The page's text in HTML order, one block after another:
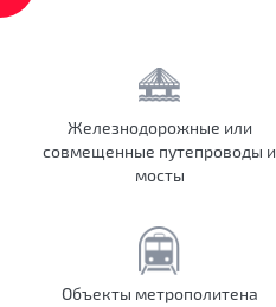
Железнодорожные или
совмещенные путепроводы и
мосты
Объекты метрополитена